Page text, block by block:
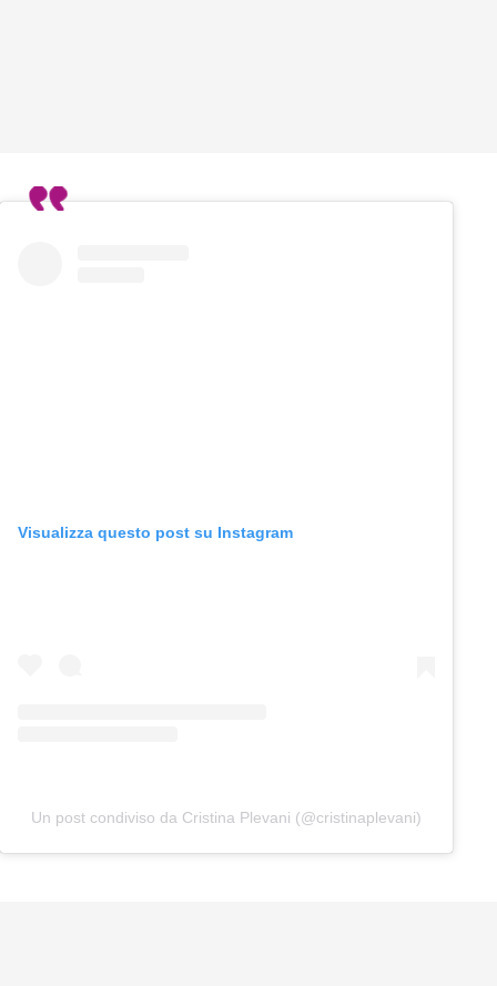
Visualizza questo post su Instagram
Un post condiviso da Cristina Plevani (@cristinaplevani)